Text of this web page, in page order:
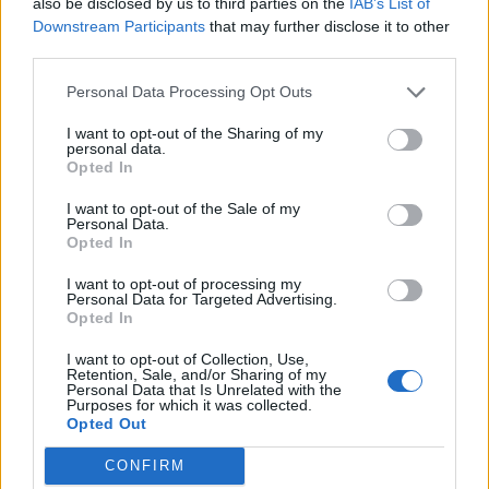
Downstream Participants that may further disclose it to other
Personal Data Processing Opt Outs
I want to opt-out of the Sharing of my
personal data.
Opted In
I want to opt-out of the Sale of my
Personal Data.
Opted In
I want to opt-out of processing my
Personal Data for Targeted Advertising.
Opted In
I want to opt-out of Collection, Use,
Retention, Sale, and/or Sharing of my
Personal Data that Is Unrelated with the
Purposes for which it was collected.
Opted Out
CONFIRM
Αθλητικά
Οι γυναίκες του WNBA ζητούν όσα τους
αξίζουν: «Πληρώστε ό,τι μάς χρωστάτε»
23.07.25
Εκεί που όσο δυνατά και να φωνάξεις κανείς δεν σε ακούει,